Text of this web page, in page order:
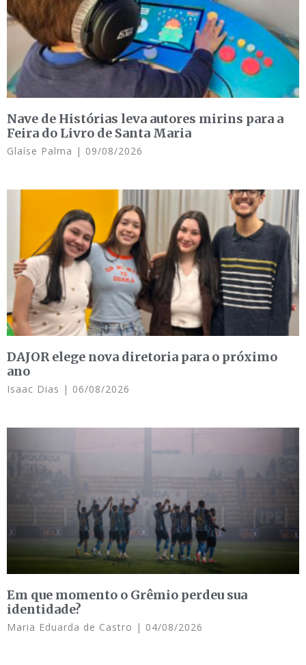
Nave de Histórias leva autores mirins para a
Feira do Livro de Santa Maria
Glaíse Palma 09/08/2026
DAJOR elege nova diretoria para o próximo
ano
Isaac Dias 06/08/2026
Em que momento o Grêmio perdeu sua
identidade?
Maria Eduarda de Castro 04/08/2026